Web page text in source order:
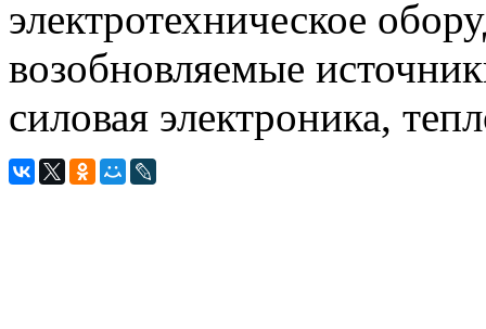
электротехническое
возобновляемые
силовая электроника,